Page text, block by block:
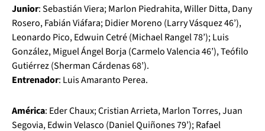
Junior: Sebastián Viera; Marlon Piedrahita, Willer Ditta, Dany
Rosero, Fabián Viáfara; Didier Moreno (Larry Vásquez 46’),
Leonardo Pico, Edwuin Cetré (Michael Rangel 78’); Luis
González, Miguel Ángel Borja (Carmelo Valencia 46’), Teófilo
Gutiérrez (Sherman Cárdenas 68’).
Entrenador: Luis Amaranto Perea.
América: Eder Chaux; Cristian Arrieta, Marlon Torres, Juan
Segovia, Edwin Velasco (Daniel Quiñones 79’); Rafael